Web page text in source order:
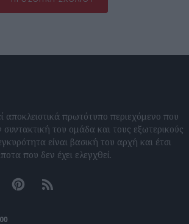
αποκλειστικά πρωτότυπο περιεχόμενο που
του ομάδα και τους εξωτερικούς
είναι βασική του αρχή και έτσι
που δεν έχει ελεγχθεί.
PinterestRSS feeds